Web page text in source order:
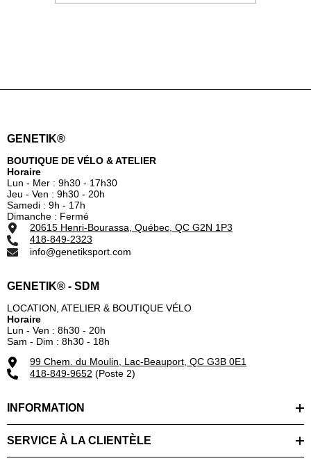
GENETIK®
BOUTIQUE DE VÉLO & ATELIER
Horaire
Lun - Mer : 9h30 - 17h30
Jeu - Ven : 9h30 - 20h
Samedi : 9h - 17h
Dimanche : Fermé
20615 Henri-Bourassa, Québec, QC G2N 1P3
418-849-2323
info@genetiksport.com
GENETIK® - SDM
LOCATION, ATELIER & BOUTIQUE VÉLO
Horaire
Lun - Ven : 8h30 - 20h
Sam - Dim : 8h30 - 18h
99 Chem. du Moulin, Lac-Beauport, QC G3B 0E1
418-849-9652 (Poste 2)
INFORMATION
SERVICE À LA CLIENTÈLE